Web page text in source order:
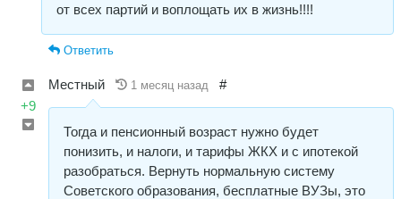
от всех партий и воплощать их в жизнь!!!!
Ответить
+9
Местный 1 месяц назад #
Тогда и пенсионный возраст нужно будет
понизить, и налоги, и тарифы ЖКХ и с ипотекой
разобраться. Вернуть нормальную систему
Советского образования, бесплатные ВУЗы, это